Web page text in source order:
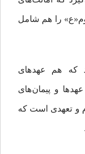
را هم شامل
که هم عهدهای
و پیمان‌های
و تعهدی است که